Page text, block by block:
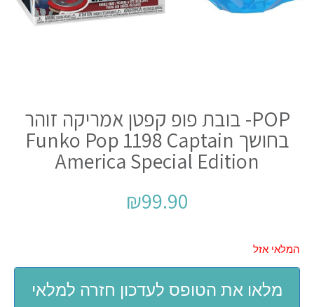
POP- בובת פופ קפטן אמריקה זוהר
בחושך Funko Pop 1198 Captain
America Special Edition
₪99.90
המלאי אזל
מלאו את הטופס לעדכון חזרה למלאי